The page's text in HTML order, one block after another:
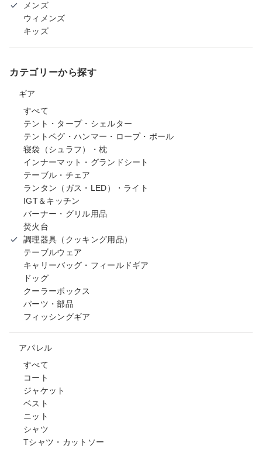
メンズ
ウィメンズ
キッズ
カテゴリーから探す
ギア
すべて
テント・タープ・シェルター
テントペグ・ハンマー・ロープ・ポール
寝袋（シュラフ）・枕
インナーマット・グランドシート
テーブル・チェア
ランタン（ガス・LED）・ライト
IGT＆キッチン
バーナー・グリル用品
焚火台
調理器具（クッキング用品）
テーブルウェア
キャリーバッグ・フィールドギア
ドッグ
クーラーボックス
パーツ・部品
フィッシングギア
アパレル
すべて
コート
ジャケット
ベスト
ニット
シャツ
Tシャツ・カットソー